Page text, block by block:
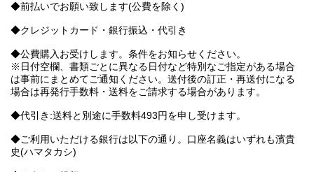
◆前払いでお願い致します(公費を除く)
◆クレジットカード・銀行振込・代引き
◆公費購入お受けします。条件をお知らせください。
※日付空欄、書類ごとに異なる日付など特別なご指定がある場合
は事前にまとめてご通知ください。送付後の訂正・再送付になる
場合は再発行手数料・送料をご請求する場合があります。
◆代引き:送料と別途に手数料493円を申し受けます。
◆ご利用いただける銀行は以下の通り。口座名義はいずれも濱貴
史(ハマタカシ)